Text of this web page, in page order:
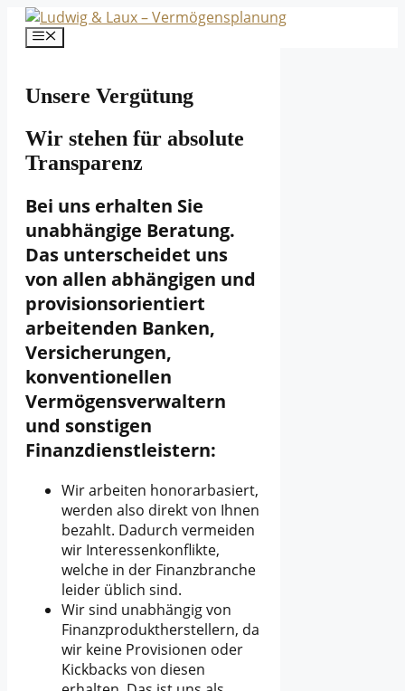
Zum
Inhalt
Menü
Unsere Vergütung
Wir stehen für absolute
Transparenz
Bei uns erhalten Sie
unabhängige Beratung.
Das unterscheidet uns
von allen abhängigen und
provisionsorientiert
arbeitenden Banken,
Versicherungen,
konventionellen
Vermögensverwaltern
und sonstigen
Finanzdienstleistern:
Wir arbeiten honorarbasiert,
werden also direkt von Ihnen
bezahlt. Dadurch vermeiden
wir Interessenkonflikte,
welche in der Finanzbranche
leider üblich sind.
Wir sind unabhängig von
Finanzproduktherstellern, da
wir keine Provisionen oder
Kickbacks von diesen